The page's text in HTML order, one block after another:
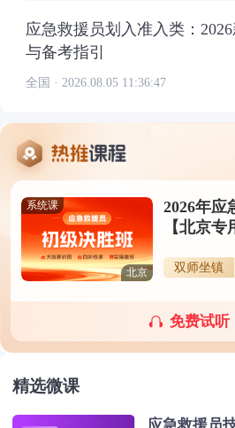
应急救援员划入准入类：
与备考指引
全国 · 2026.08.05 11:36:47
系统课
北京
2026年应
【北京专
双师坐镇
免费试听
精选微课
应急救援员